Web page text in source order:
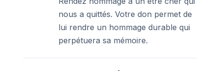
nous a quittés. Votre don permet de
lui rendre un hommage durable qui
perpétuera sa mémoire.